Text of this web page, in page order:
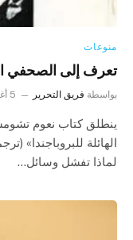
منوعات
تعرف إلى الصحفي
بواسطة فريق التحرير 5 أغسطس، 2026
ينطلق كتاب نعوم
الهائلة
لماذا تفشل وسائل…